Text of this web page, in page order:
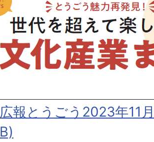
広報とうごう2023年11
B)